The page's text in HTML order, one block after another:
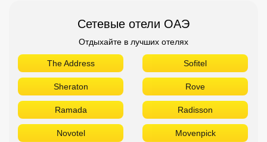
Сетевые отели ОАЭ
Отдыхайте в лучших отелях
The Address Sofitel
Sheraton Rove
Ramada Radisson
Novotel Movenpick